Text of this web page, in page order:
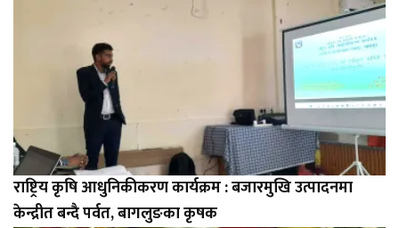
राष्ट्रिय कृषि आधुनिकीकरण कार्यक्रम : बजारमुखि उत्पादनमा
केन्द्रीत बन्दै पर्वत, बागलुङका कृषक